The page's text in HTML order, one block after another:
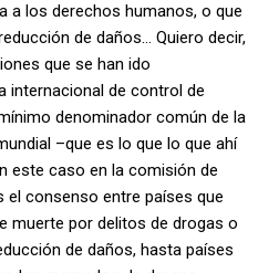
a los derechos humanos, o que
de daños… Quiero decir,
que se han ido
internacional de control de
denominador común de la
–que es lo que lo que ahí
este caso en la comisión de
el consenso entre países que
muerte por delitos de drogas o
de daños, hasta países